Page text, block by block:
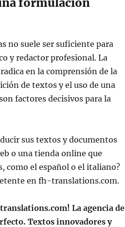
no suele ser suficiente para
y redactor profesional. La
en la comprensión de la
de textos y el uso de una
factores decisivos para la
sus textos y documentos
o una tienda online que
como el español o el italiano?
en fh-translations.com.
La agencia de
Textos innovadores y